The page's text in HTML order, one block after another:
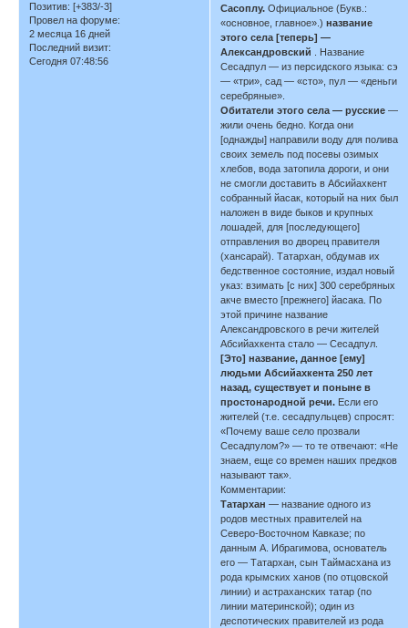
Позитив: [+383/-3]
Провел на форуме:
2 месяца 16 дней
Последний визит:
Сегодня 07:48:56
Сасоплу.Официальное (Букв.:
«основное, главное».)название
этого села [теперь] —
Александровский
. Название
Сесадпул — из персидского языка: сэ
— «три», сад — «сто», пул — «деньги
серебряные».
Обитатели этого села — русские—
жили очень бедно. Когда они
[однажды] направили воду для полива
своих земель под посевы озимых
хлебов, вода затопила дороги, и они
не смогли доставить в Абсийахкент
собранный йасак, который на них был
наложен в виде быков и крупных
лошадей, для [последующего]
отправления во дворец правителя
(хансарай). Татархан, обдумав их
бедственное состояние, издал новый
указ: взимать [с них] 300 серебряных
акче вместо [прежнего] йасака. По
этой причине название
Александровского в речи жителей
Абсийахкента стало — Сесадпул.
[Это] название, данное [ему]
людьми Абсийахкента 250 лет
назад, существует и поныне в
простонародной речи. Если его
жителей (т.е. сесадпульцев) спросят:
«Почему ваше село прозвали
Сесадпулом?» — то те отвечают: «Не
знаем, еще со времен наших предков
называют так».
Комментарии:
Татархан — название одного из
родов местных правителей на
Северо-Восточном Кавказе; по
данным А. Ибрагимова, основатель
его — Татархан, сын Таймасхана из
рода крымских ханов (по отцовской
линии) и астраханских татар (по
линии материнской); один из
деспотических правителей из рода